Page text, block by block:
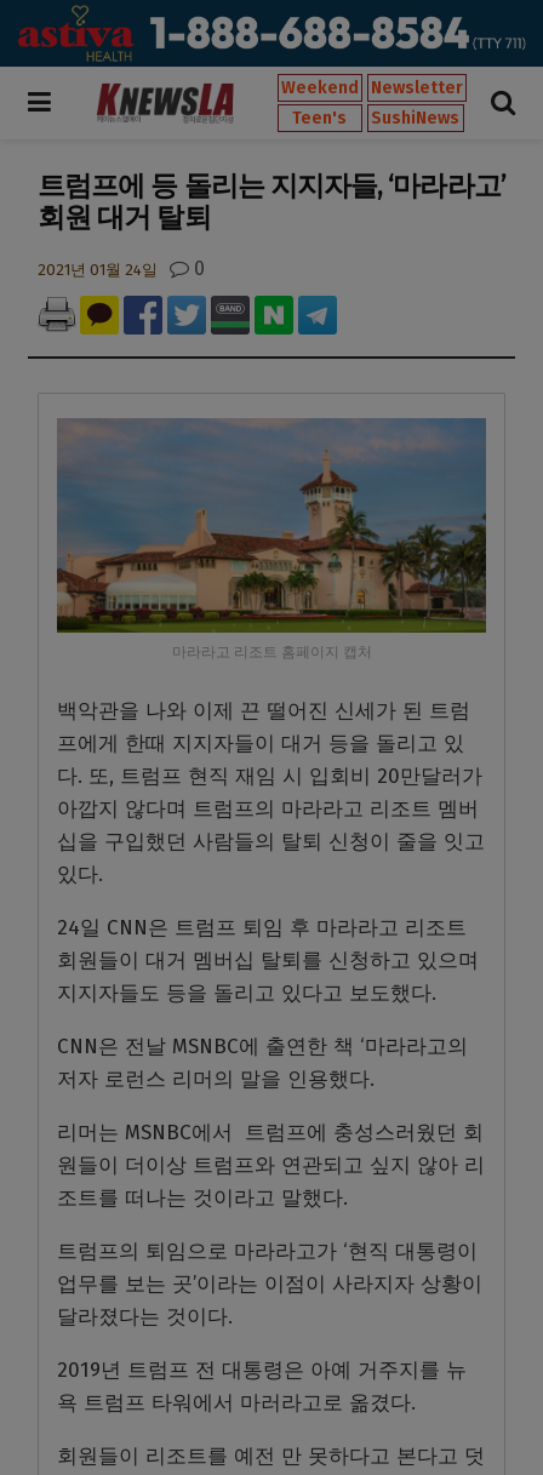
Weekend
Newsletter
Teen's
SushiNews
트럼프에 등 돌리는 지지자들, ‘마라라고’
회원 대거 탈퇴
2021년 01월 24일 0
마라라고 리조트 홈페이지 캡처
백악관을 나와 이제 끈 떨어진 신세가 된 트럼
프에게 한때 지지자들이 대거 등을 돌리고 있
다. 또, 트럼프 현직 재임 시 입회비 20만달러가
아깝지 않다며 트럼프의 마라라고 리조트 멤버
십을 구입했던 사람들의 탈퇴 신청이 줄을 잇고
있다.
24일 CNN은 트럼프 퇴임 후 마라라고 리조트
회원들이 대거 멤버십 탈퇴를 신청하고 있으며
지지자들도 등을 돌리고 있다고 보도했다.
CNN은 전날 MSNBC에 출연한 책 ‘마라라고의
저자 로런스 리머의 말을 인용했다.
리머는 MSNBC에서 트럼프에 충성스러웠던 회
원들이 더이상 트럼프와 연관되고 싶지 않아 리
조트를 떠나는 것이라고 말했다.
트럼프의 퇴임으로 마라라고가 ‘현직 대통령이
업무를 보는 곳’이라는 이점이 사라지자 상황이
달라졌다는 것이다.
2019년 트럼프 전 대통령은 아예 거주지를 뉴
욕 트럼프 타워에서 마러라고로 옮겼다.
회원들이 리조트를 예전 만 못하다고 본다고 덧